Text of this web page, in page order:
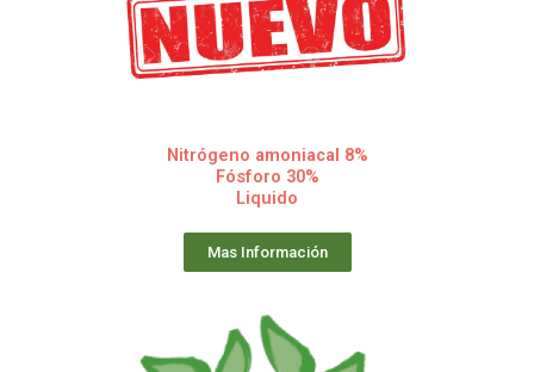
Nitrógeno amoniacal 8%
Fósforo 30%
Liquido
Mas Información